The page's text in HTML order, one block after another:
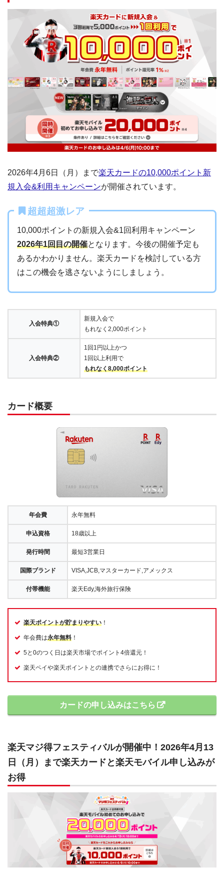
2026年4月6日（月）まで楽天カードの10,000ポイント新
規入会&利用キャンペーンが開催されています。
超超超激レア
10,000ポイントの新規入会&1回利用キャンペーン
2026年1回目の開催となります。今後の開催予定も
あるかわかりません。楽天カードを検討している方
はこの機会を逃さないようにしましょう。
入会特典①
新規入会で
もれなく2,000ポイント
入会特典②
1回1円以上かつ
1回以上利用で
もれなく8,000ポイント
カード概要
年会費 永年無料
申込資格 18歳以上
発行時間 最短3営業日
国際ブランド VISA,JCB,マスターカード,アメックス
付帯機能 楽天Edy,海外旅行保険
楽天ポイントが貯まりやすい ！
年会費は永年無料 ！
5と0のつく日は楽天市場でポイント4倍還元！
楽天ペイや楽天ポイントとの連携でさらにお得に！
カードの申し込みはこちら
楽天マジ得フェスティバルが開催中！2026年4月13
日（月）まで楽天カードと楽天モバイル申し込みが
お得